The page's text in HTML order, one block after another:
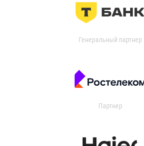
Генеральный партнер
Партнер